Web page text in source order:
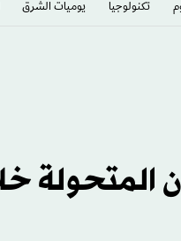
تكنولوجيا يوميات الشرق​